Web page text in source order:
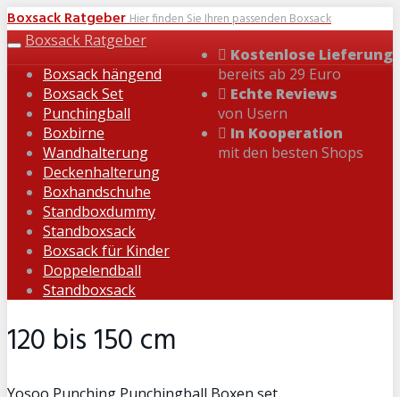
Skip
to
content
Boxsack RatgeberHier finden Sie Ihren passenden Boxsack
Kostenlose Lieferung
bereits ab 29 Euro
Echte Reviews
von Usern
In Kooperation
mit den besten Shops
Toggle
navigation
Boxsack Ratgeber
Boxsack hängend
Boxsack Set
Punchingball
Boxbirne
Wandhalterung
Deckenhalterung
Boxhandschuhe
Standboxdummy
Standboxsack
Boxsack für Kinder
Doppelendball
Standboxsack
120 bis 150 cm